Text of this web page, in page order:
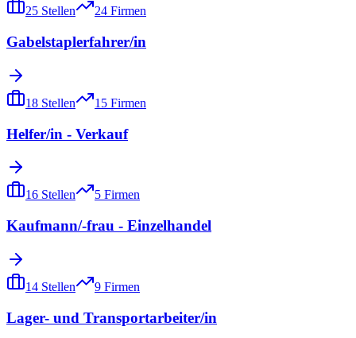
25 Stellen 24 Firmen
Gabelstaplerfahrer/in
18 Stellen 15 Firmen
Helfer/in - Verkauf
16 Stellen 5 Firmen
Kaufmann/-frau - Einzelhandel
14 Stellen 9 Firmen
Lager- und Transportarbeiter/in